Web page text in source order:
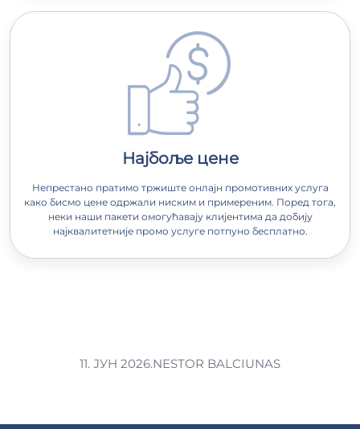
Најбоље цене
Непрестано пратимо тржиште онлајн промотивних услуга
како бисмо цене одржали ниским и примереним. Поред тога,
неки наши пакети омогућавају клијентима да добију
најквалитетније промо услуге потпуно бесплатно.
11. ЈУН 2026.NESTOR BALCIUNAS